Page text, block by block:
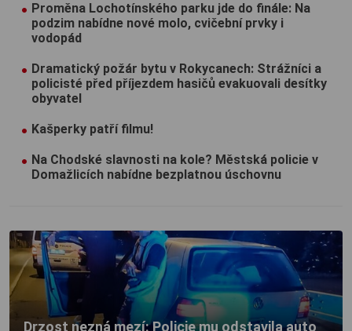
Proměna Lochotínského parku jde do finále: Na
podzim nabídne nové molo, cvičební prvky i
vodopád
Dramatický požár bytu v Rokycanech: Strážníci a
policisté před příjezdem hasičů evakuovali desítky
obyvatel
Kašperky patří filmu!
Na Chodské slavnosti na kole? Městská policie v
Domažlicích nabídne bezplatnou úschovnu
Drzost nezná mezí: Policie mu odstavila auto